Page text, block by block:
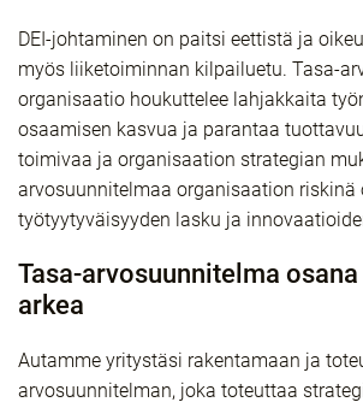
DEI-johtaminen on paitsi eettistä ja
myös liiketoiminnan kilpailuetu. Tasa-
organisaatio houkuttelee lahjakkaita
osaamisen kasvua ja parantaa
toimivaa ja organisaation strategian
arvosuunnitelmaa organisaation riskinä
työtyytyväisyyden lasku ja
Tasa-arvosuunnitelma
arkea
Autamme yritystäsi rakentamaan ja
arvosuunnitelman, joka toteuttaa